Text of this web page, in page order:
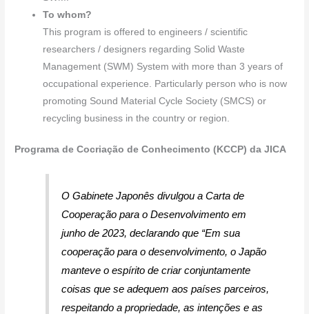
To whom?
This program is offered to engineers / scientific
researchers / designers regarding Solid Waste
Management (SWM) System with more than 3 years of
occupational experience. Particularly person who is now
promoting Sound Material Cycle Society (SMCS) or
recycling business in the country or region.
Programa de Cocriação de Conhecimento (KCCP) da JICA
O Gabinete Japonês divulgou a Carta de
Cooperação para o Desenvolvimento em
junho de 2023, declarando que “Em sua
cooperação para o desenvolvimento, o Japão
manteve o espírito de criar conjuntamente
coisas que se adequem aos países parceiros,
respeitando a propriedade, as intenções e as